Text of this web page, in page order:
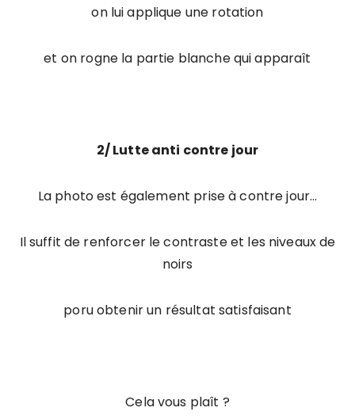
on lui applique une rotation
et on rogne la partie blanche qui apparaît
2/ Lutte anti contre jour
La photo est également prise à contre jour…
Il suffit de renforcer le contraste et les niveaux de
noirs
poru obtenir un résultat satisfaisant
Cela vous plaît ?